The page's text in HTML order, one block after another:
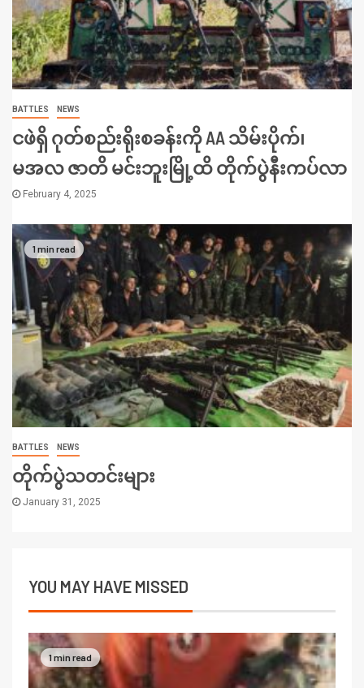
BATTLES NEWS
ငဖဲရှိ ဂုတ်စည်းရိုးစခန်းကို AA သိမ်းပိုက်၊
မအလ ဇာတိ မင်းဘူးမြို့ထိ တိုက်ပွဲနီးကပ်လာ
February 4, 2025
1 min read
BATTLES NEWS
တိုက်ပွဲသတင်းများ
January 31, 2025
YOU MAY HAVE MISSED
1 min read